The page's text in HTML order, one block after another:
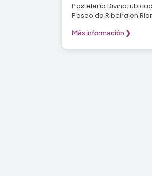
Pastelería Divina,
Paseo da Ribeira en
Más información ❯